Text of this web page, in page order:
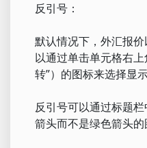
反引号：
默认情况下，外汇报
以通过单击单元格右
转”）的图标来选择显
反引号可以通过标题
箭头而不是绿色箭头的